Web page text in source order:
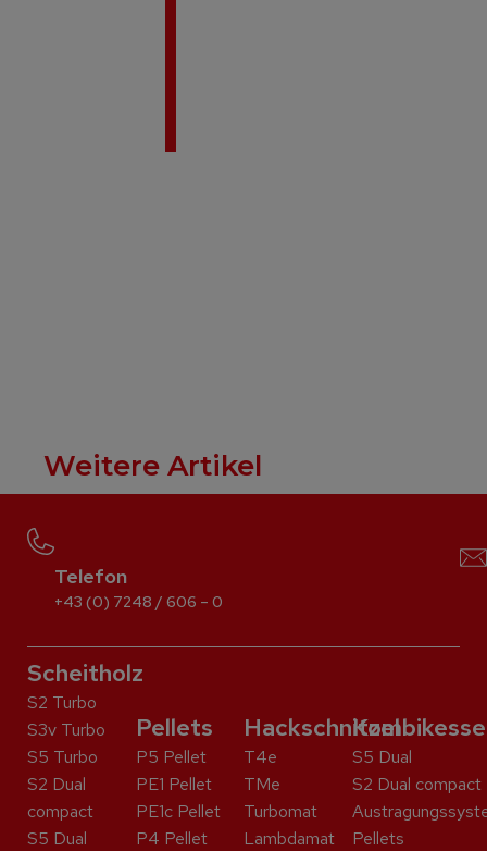
Weitere Artikel
Telefon
+43 (0) 7248 / 606 – 0
Scheitholz
S2 Turbo
S3v Turbo
S5 Turbo
S2 Dual
compact
S5 Dual
Pellets
P5 Pellet
PE1 Pellet
PE1c Pellet
P4 Pellet
Hackschnitzel
T4e
TMe
Turbomat
Lambdamat
S5 Dual
S2 Dual compact
Pellets